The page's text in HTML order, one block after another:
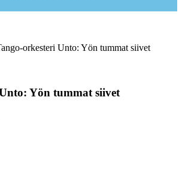
orkesteri Unto: Yön tummat siivet
Yön tummat siivet